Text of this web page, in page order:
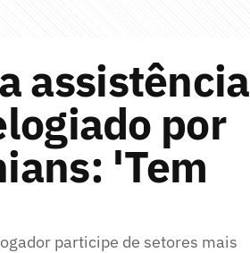
assistência
por
'Tem
participe de setores mais